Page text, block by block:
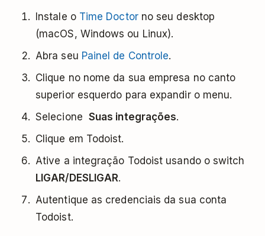
Instale o Time Doctorno seu desktop
(macOS, Windows ou Linux).
Abra seu Painel de Controle.
Clique no nome da sua empresa no canto
superior esquerdo para expandir o menu.
Selecione Suas integrações.
Clique em Todoist.
Ative a integração Todoist usando o switch
LIGAR/DESLIGAR.
Autentique as credenciais da sua conta
Todoist.